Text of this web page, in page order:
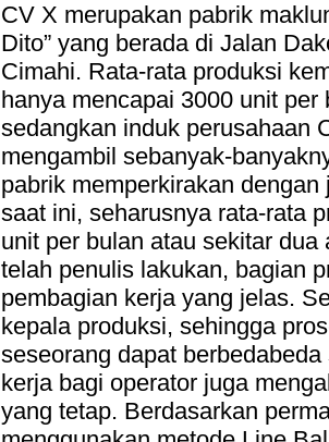
CV X merupakan pabrik
Dito” yang berada di Jalan
Cimahi. Rata-rata produksi
hanya mencapai 3000 unit
sedangkan induk perusahaan
mengambil sebanyak-
pabrik memperkirakan
saat ini, seharusnya rata-rata
unit per bulan atau sekitar
telah penulis lakukan, bagian
pembagian kerja yang jelas.
kepala produksi, sehingga
seseorang dapat
kerja bagi operator juga
yang tetap. Berdasarkan